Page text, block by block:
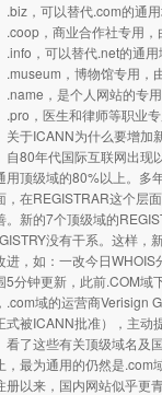
，可以替代.com的通用
，商业合作社专用，
，可以替代.net的通用
，博物馆专用，
，是个人网站的专用
，医生和律师等职业专
于ICANN为什么要增加
80年代国际互联网出现以
用顶级域的80%以上。多
，在REGISTRAR这个层
。新的7个顶级域的
没有干系。这样，
进，如：一改今日
5分钟更新，此前.COM域
.com域的运营商Verisign
式被ICANN批准），主动
了这些有关顶级域名及国
，最为通用的仍然是.com
册以来，国内网站似乎